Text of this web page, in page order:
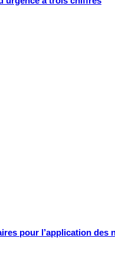
pour l’application des